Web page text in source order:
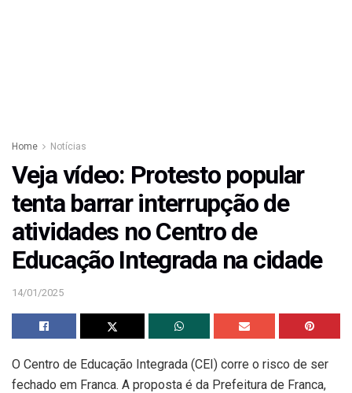
Home Notícias
Veja vídeo: Protesto popular
tenta barrar interrupção de
atividades no Centro de
Educação Integrada na cidade
14/01/2025
O Centro de Educação Integrada (CEI) corre o risco de ser
fechado em Franca. A proposta é da Prefeitura de Franca,